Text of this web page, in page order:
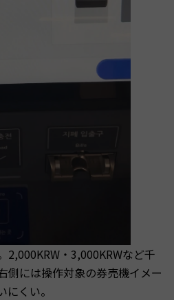
2,000KRW・3,000KRWなど千
側には操作対象の券売機イメー
くい。